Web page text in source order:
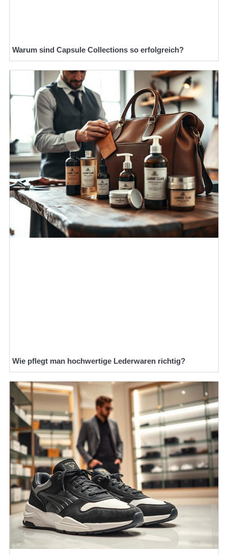
Warum sind Capsule Collections so erfolgreich?
Wie pflegt man hochwertige Lederwaren richtig?